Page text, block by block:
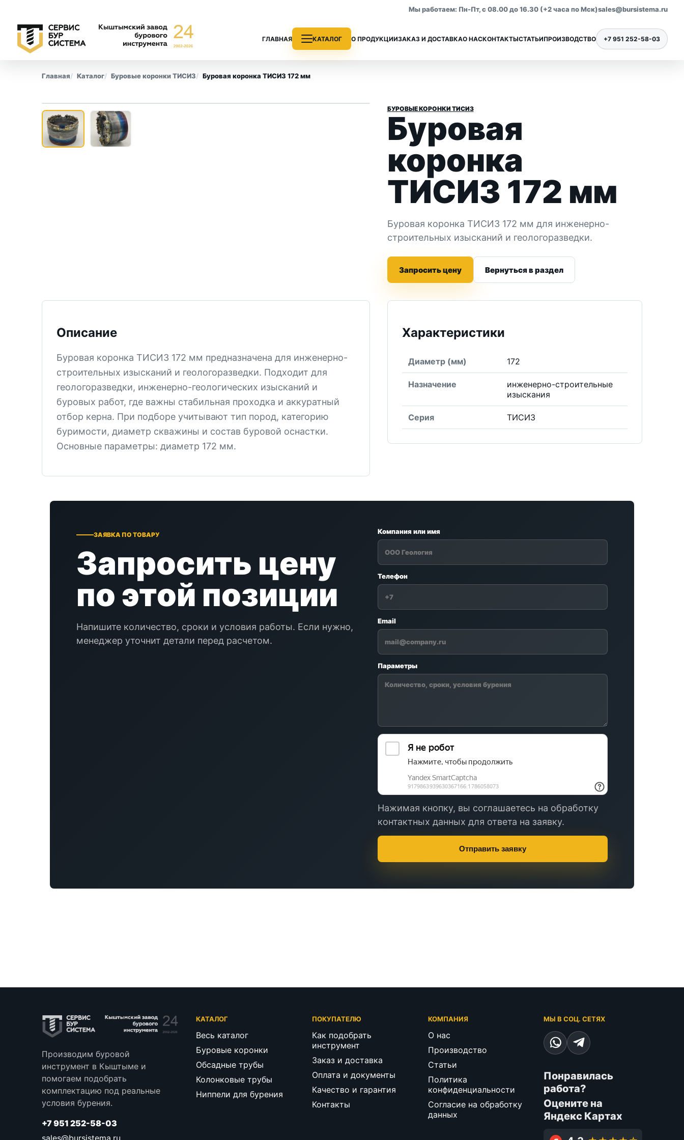
Мы работаем: Пн-Пт, с 08.00 до 16.30 (+2 часа по Мск)sales@bursistema.ru
ГЛАВНАЯ КАТАЛОГ
Буровые коронки
Все позиции раздела Все позиции раздела
О ПРОДУКЦИИЗАКАЗ И ДОСТАВКАО НАСКОНТАКТЫСТАТЬИПРОИЗВОДСТВО +7 951 252-58-03
Главная Каталог Буровые коронки ТИСИЗ Буровая коронка ТИСИЗ 172 мм
‹ › БУРОВЫЕ КОРОНКИ ТИСИЗ
Буровая
коронка
ТИСИЗ 172 мм
Буровая коронка ТИСИЗ 172 мм для инженерно-
строительных изысканий и геологоразведки.
Запросить цену Вернуться в раздел
Описание
Буровая коронка ТИСИЗ 172 мм предназначена для инженерно-
строительных изысканий и геологоразведки. Подходит для
геологоразведки, инженерно-геологических изысканий и
буровых работ, где важны стабильная проходка и аккуратный
отбор керна. При подборе учитывают тип пород, категорию
буримости, диаметр скважины и состав буровой оснастки.
Основные параметры: диаметр 172 мм.
Характеристики
Диаметр (мм) 172
Назначение
инженерно-строительные
изыскания
Серия ТИСИЗ
ЗАЯВКА ПО ТОВАРУ
Запросить цену
по этой позиции
Напишите количество, сроки и условия работы. Если нужно,
менеджер уточнит детали перед расчетом.
Компания или имя
Телефон
Email
Параметры
Нажимая кнопку, вы соглашаетесь на обработку
контактных данных для ответа на заявку.
Отправить заявку
Производим буровой
инструмент в Кыштыме и
помогаем подобрать
комплектацию под реальные
условия бурения.
+7 951 252-58-03
sales@bursistema.ru
КАТАЛОГ
Весь каталог
Буровые коронки
Обсадные трубы
Колонковые трубы
Ниппели для бурения
ПОКУПАТЕЛЮ
Как подобрать
инструмент
Заказ и доставка
Оплата и документы
Качество и гарантия
Контакты
КОМПАНИЯ
О нас
Производство
Статьи
Политика
конфиденциальности
Согласие на обработку
данных
МЫ В СОЦ. СЕТЯХ
Понравилась
работа?
Оцените на
Яндекс Картах